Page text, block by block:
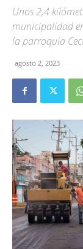
Unos 2,4
municipalidad
la parroquia
agosto 2, 2023